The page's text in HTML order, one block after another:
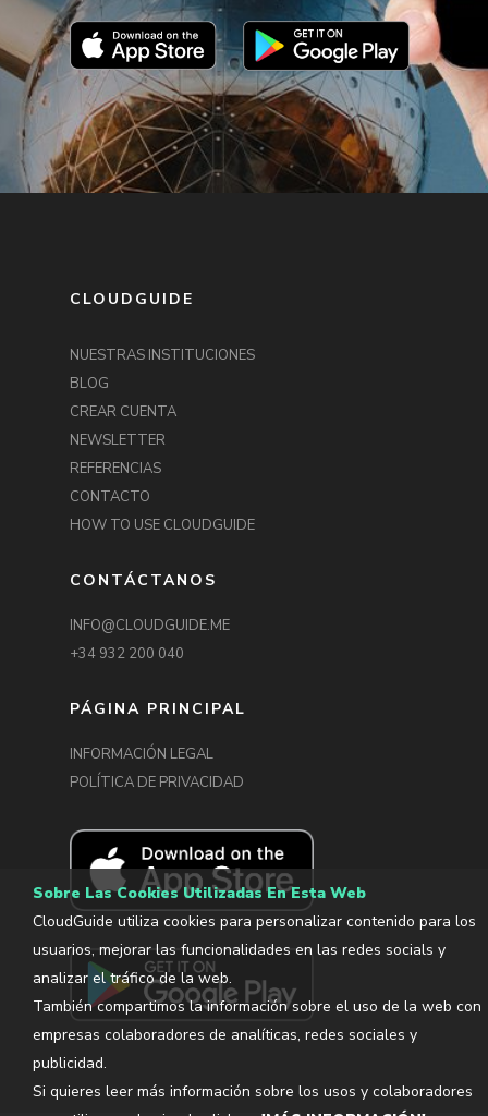
Sobre Las Cookies Utilizadas En Esta Web
CloudGuide utiliza cookies para personalizar contenido para los
usuarios, mejorar las funcionalidades en las redes socials y
analizar el tráfico de la web.
También compartimos la información sobre el uso de la web con
empresas colaboradores de analíticas, redes sociales y
publicidad.
Si quieres leer más información sobre los usos y colaboradores
CLOUDGUIDE
NUESTRAS INSTITUCIONES
BLOG
CREAR CUENTA
NEWSLETTER
REFERENCIAS
CONTACTO
HOW TO USE CLOUDGUIDE
CONTÁCTANOS
INFO@CLOUDGUIDE.ME
+34 932 200 040
PÁGINA PRINCIPAL
INFORMACIÓN LEGAL
POLÍTICA DE PRIVACIDAD